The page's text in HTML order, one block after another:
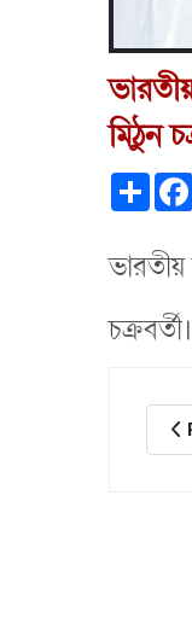
মিঠুন
Share
চক্রবর্তী।